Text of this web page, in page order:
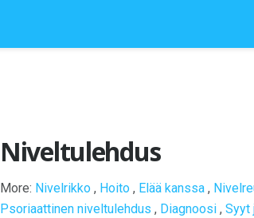
Niveltulehdus
More: Nivelrikko , Hoito , Elää kanssa ,
Psoriaattinen niveltulehdus , Diagnoosi , Syyt